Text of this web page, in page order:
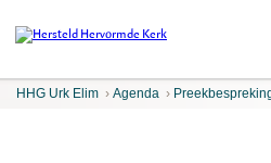
HHG Urk Elim › Agenda ›